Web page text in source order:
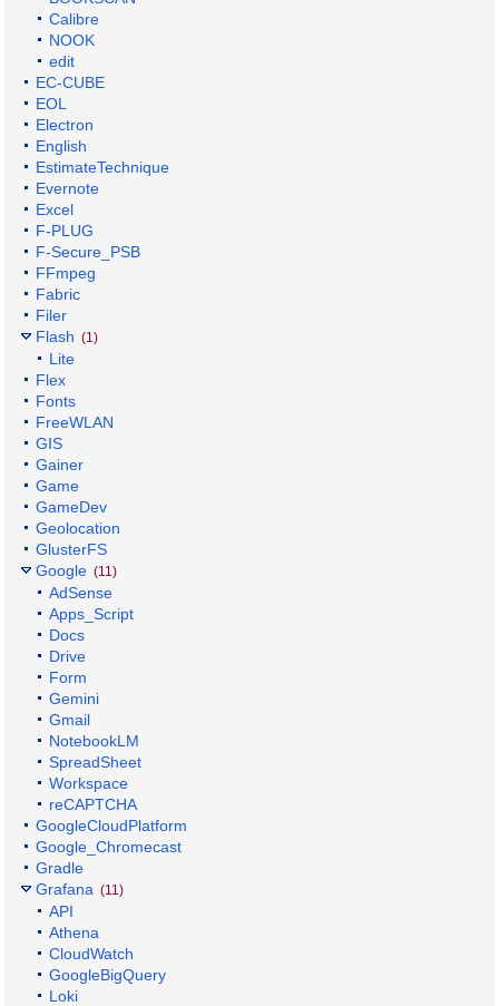
Calibre
NOOK
edit
EC-CUBE
EOL
Electron
English
EstimateTechnique
Evernote
Excel
F-PLUG
F-Secure_PSB
FFmpeg
Fabric
Filer
Flash (1)
Lite
Flex
Fonts
FreeWLAN
GIS
Gainer
Game
GameDev
Geolocation
GlusterFS
Google (11)
AdSense
Apps_Script
Docs
Drive
Form
Gemini
Gmail
NotebookLM
SpreadSheet
Workspace
reCAPTCHA
GoogleCloudPlatform
Google_Chromecast
Gradle
Grafana (11)
API
Athena
CloudWatch
GoogleBigQuery
Loki